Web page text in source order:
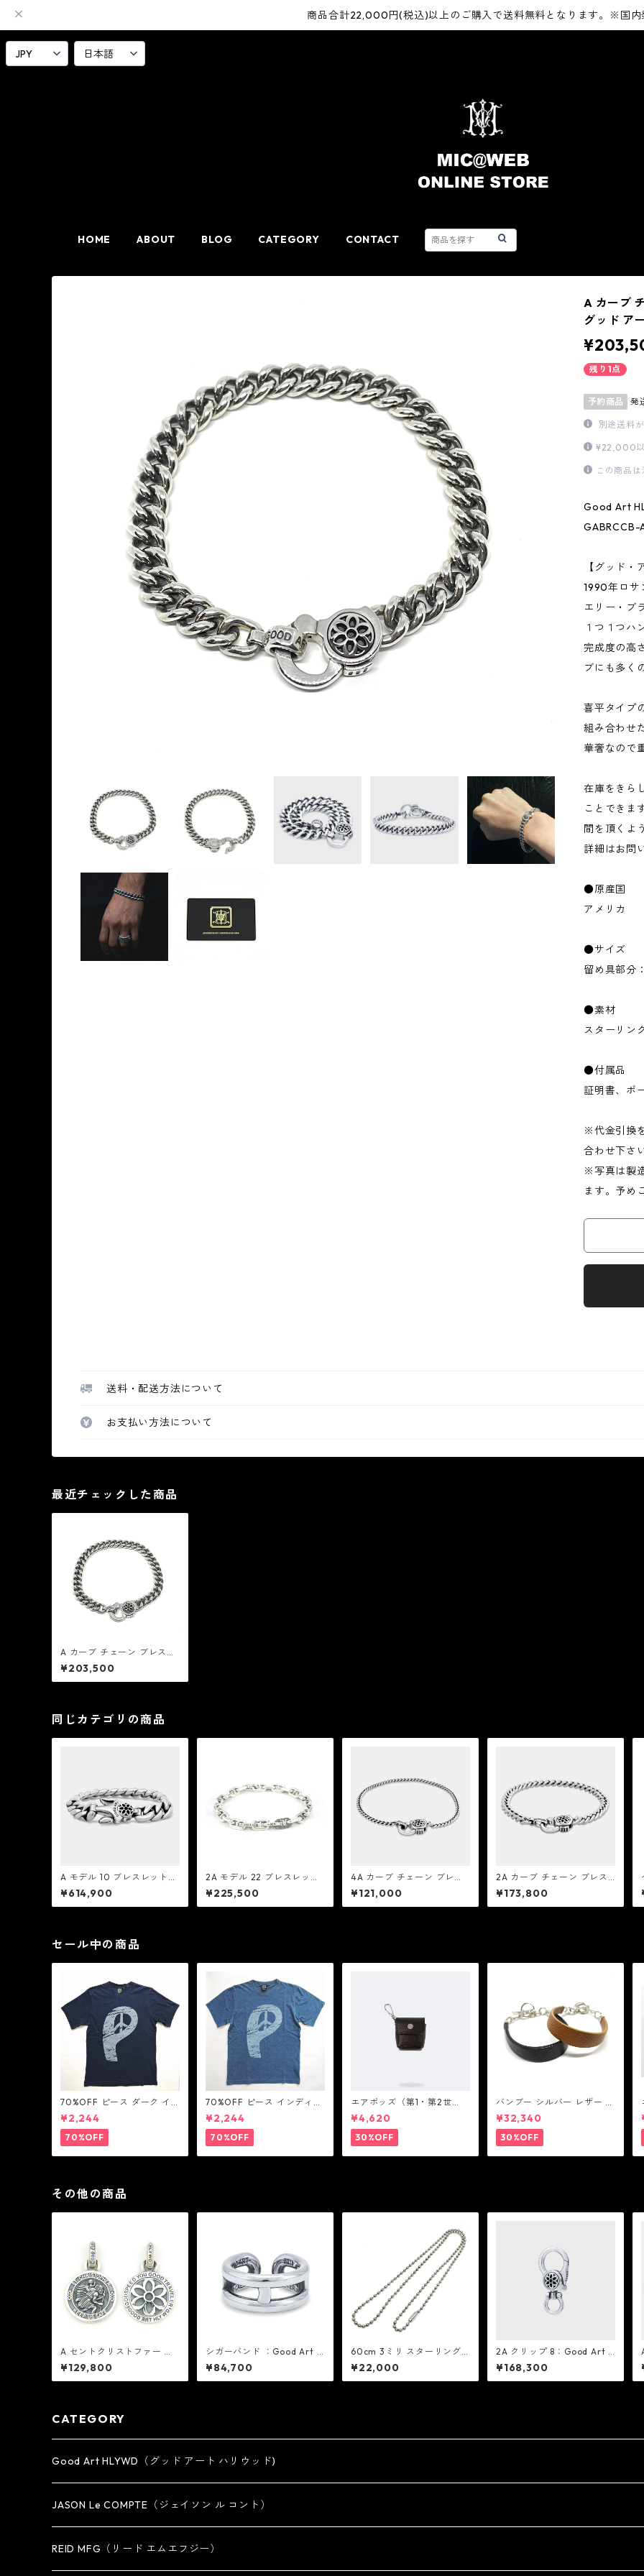
商品合計22,000円(税込)以上のご購入で送料無料となります。※国内
HOME ABOUT BLOG CATEGORY CONTACT
A カーブ
グッド ア
残り1点
予約商品 発
別途送料
¥22,000以
この商品
Good Art
【グッド
1990年ロサ
エリー・ブ
１つ１つハ
完成度の高
ブにも多く
喜平タイプ
組み合わせ
華奢なので
在庫をきら
ことできま
間を頂くよ
詳細はお問
●原産国
アメリカ
●サイズ
留め具部分
●素材
スターリン
●付属品
証明書、ポ
※代金引換
合わせ下さ
※写真は製
ます。予め
送料・配送方法について
お支払い方法について
最近チェックした商品
A カーブ チェーン ブレスレ
ット：Good Art HLYWD グ
ッド アート ハリウッド
¥203,500
同じカテゴリの商品
A モデル 10 ブレスレット：
Good Art HLYWD グッド ア
ート ハリウッド
¥614,900
2A モデル 22 ブレスレッ
ト：Good Art HLYWD グッ
ド アート ハリウッド
¥225,500
4A カーブ チェーン ブレス
レット：Good Art HLYWD
グッド アート ハリウッド
¥121,000
2A カーブ チェーン ブレス
レット：Good Art HLYWD
グッド アート ハリウッド
¥173,800
セール中の商品
70%OFF ピース ダーク イ
ンディゴ Tシャツ：LOVE N'
PEACE N' ROCK ' ROLL ラ
ブ ン ピース ン ロック ン ロ
ール
¥2,244
70%OFF
70%OFF ピース インディゴ
Tシャツ：LOVE N' PEACE
N' ROCK ' ROLL ラブ ン ピ
ース ン ロック ン ロール
¥2,244
70%OFF
エアポッズ（第1・第2世
代）ポーチ：BANDOLIER
バンドリヤー
¥4,620
30%OFF
バンブー シルバー レザー リ
ンク ステーション ブレスレ
ット：JOHN HARDY ジョン
ハーディー
¥32,340
30%OFF
その他の商品
A セントクリストファー ペ
ンダント：Good Art HLYW
D グッド アート ハリウッド
¥129,800
シガーバンド ：Good Art H
LYWD グッド アート ハリウ
ッド
¥84,700
60cm 3ミリ スターリング
シルバー ボール チェーン：
MIC ミック
¥22,000
2A クリップ 8：Good Art H
LYWD グッド アート ハリウ
ッド
¥168,300
CATEGORY
Good Art HLYWD（グッド アート ハリウッド)
RING
EARRING・EAR CUFF
JASON Le COMPTE（ジェイソン ル コント）
NECKLACE
REID MFG（リード エムエフジー）